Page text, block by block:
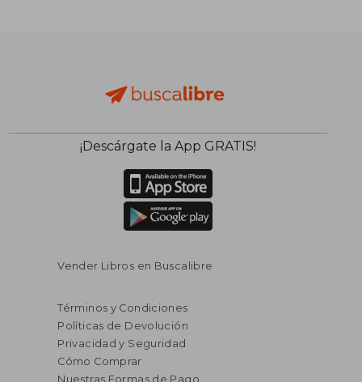
¡Descárgate la App GRATIS!
Vender Libros en Buscalibre
Términos y Condiciones
Políticas de Devolución
Privacidad y Seguridad
Cómo Comprar
Nuestras Formas de Pago